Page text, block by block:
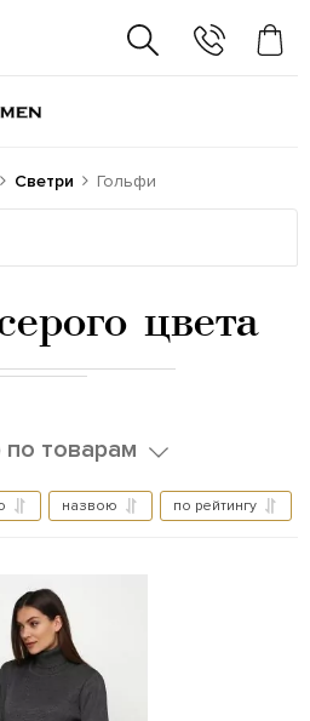
Светри Гольфи
цвета
товарам
назвою по рейтингу